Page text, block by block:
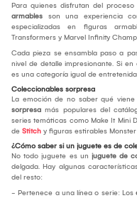
Para quienes disfrutan del
armables son una experiencia
especializadas en figuras
Transformers y Marvel Infinity
Cada pieza se ensambla paso a
nivel de detalle impresionante. Si
es una categoría igual de
Coleccionables sorpresa
La emoción de no saber qué
sorpresa más populares del
series temáticas como Make It Mini
de Stitch y figuras estirables Monster
¿Cómo saber si un juguete es de
No todo juguete es un juguete de
delgada. Hay algunas
del resto:
- Pertenece a una línea o serie: Los